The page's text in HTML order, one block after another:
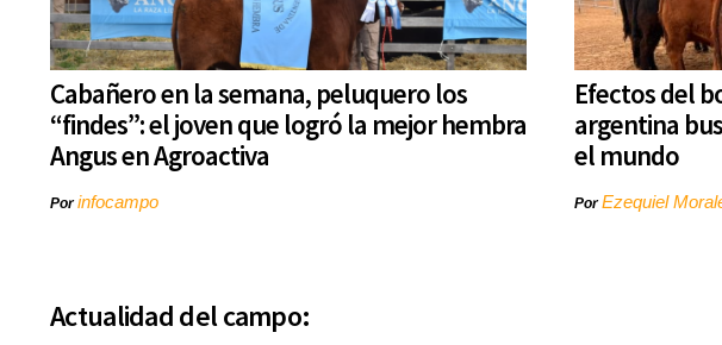
Cabañero en la semana, peluquero los
“findes”: el joven que logró la mejor hembra
Angus en Agroactiva
Porinfocampo
Efectos del
argentina
el mundo
PorEzequiel
Actualidad del campo: